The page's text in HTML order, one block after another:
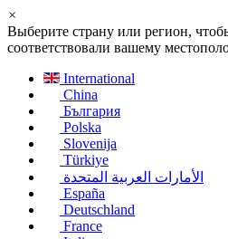
×
Выберите страну или регион,
соответствовали вашему
International
China
България
Polska
Slovenija
Türkiye
الأمارات العربية المتحدة
España
Deutschland
France